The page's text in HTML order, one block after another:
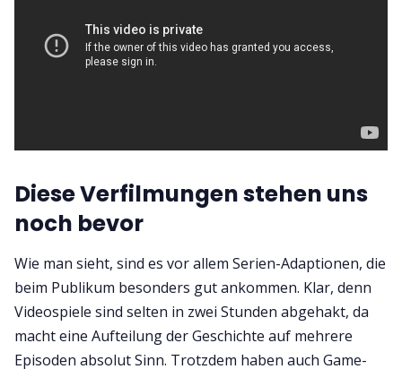
Diese Verfilmungen stehen uns
noch bevor
Wie man sieht, sind es vor allem Serien-Adaptionen, die
beim Publikum besonders gut ankommen. Klar, denn
Videospiele sind selten in zwei Stunden abgehakt, da
macht eine Aufteilung der Geschichte auf mehrere
Episoden absolut Sinn. Trotzdem haben auch Game-